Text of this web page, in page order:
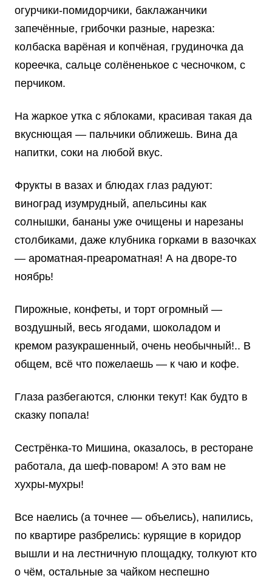
огурчики-помидорчики, баклажанчики
запечённые, грибочки разные, нарезка:
колбаска варёная и копчёная, грудиночка да
кореечка, сальце солёненькое с чесночком, с
перчиком.
На жаркое утка с яблоками, красивая такая да
вкуснющая — пальчики оближешь. Вина да
напитки, соки на любой вкус.
Фрукты в вазах и блюдах глаз радуют:
виноград изумрудный, апельсины как
солнышки, бананы уже очищены и нарезаны
столбиками, даже клубника горками в вазочках
— ароматная-преароматная! А на дворе-то
ноябрь!
Пирожные, конфеты, и торт огромный —
воздушный, весь ягодами, шоколадом и
кремом разукрашенный, очень необычный!.. В
общем, всё что пожелаешь — к чаю и кофе.
Глаза разбегаются, слюнки текут! Как будто в
сказку попала!
Сестрёнка-то Мишина, оказалось, в ресторане
работала, да шеф-поваром! А это вам не
хухры-мухры!
Все наелись (а точнее — объелись), напились,
по квартире разбрелись: курящие в коридор
вышли и на лестничную площадку, толкуют кто
о чём, остальные за чайком неспешно